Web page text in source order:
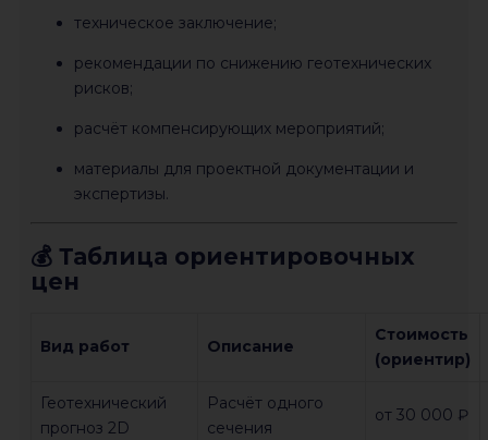
техническое заключение;
рекомендации по снижению геотехнических
рисков;
расчёт компенсирующих мероприятий;
материалы для проектной документации и
экспертизы.
💰 Таблица ориентировочных
цен
Вид работ Описание
Стоимость
(ориентир)
Геотехнический
прогноз 2D
Расчёт одного
сечения
от 30 000 ₽